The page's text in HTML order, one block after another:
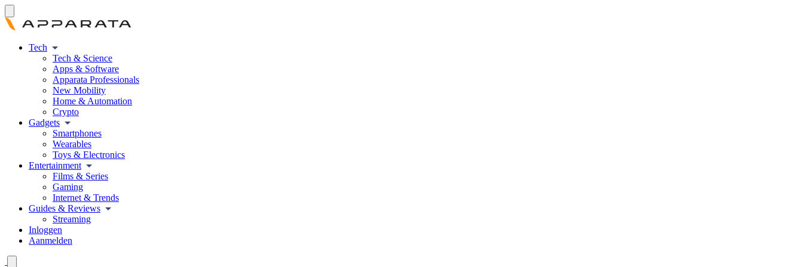
Tech
Tech & Science
Apps & Software
Apparata Professionals
New Mobility
Home & Automation
Crypto
Gadgets
Smartphones
Wearables
Toys & Electronics
Entertainment
Films & Series
Gaming
Internet & Trends
Guides & Reviews
Streaming
Inloggen
Aanmelden